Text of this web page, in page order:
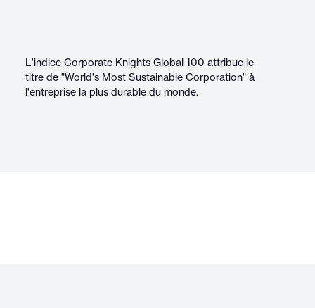
L'indice Corporate Knights Global 100 attribue le
titre de "World's Most Sustainable Corporation" à
l'entreprise la plus durable du monde.